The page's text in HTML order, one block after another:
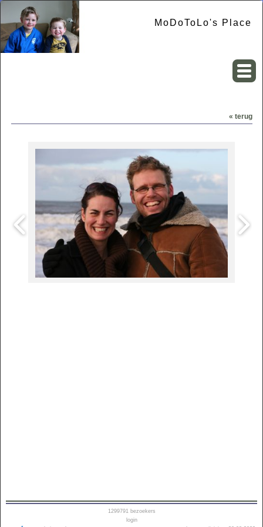
MoDoToLo's Place
« terug
1299791bezoekers
login